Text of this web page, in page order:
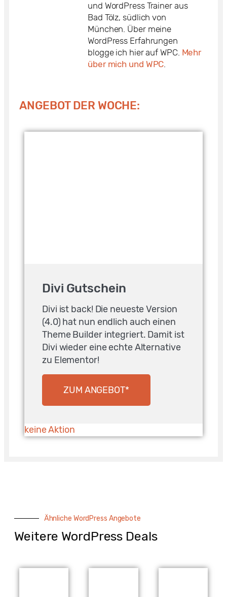
und WordPress Trainer aus
Bad Tölz, südlich von
München. Über meine
WordPress Erfahrungen
blogge ich hier auf WPC. Mehr
über mich und WPC.
ANGEBOT DER WOCHE:
Divi Gutschein
Divi ist back! Die neueste Version
(4.0) hat nun endlich auch einen
Theme Builder integriert. Damit ist
Divi wieder eine echte Alternative
zu Elementor!
ZUM ANGEBOT*
keine Aktion
Ähnliche WordPress Angebote
Weitere WordPress Deals